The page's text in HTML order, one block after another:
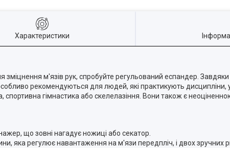
Характеристики
м'язів рук, спробуйте регульований еспандер.
рекомендуються для людей, які практикують дисципліни,
гімнастика або скелелазіння. Вони також є
що зовні нагадує ножиці або секатор.
яка регулює навантаження на м'язи передпліч, і двох зручних